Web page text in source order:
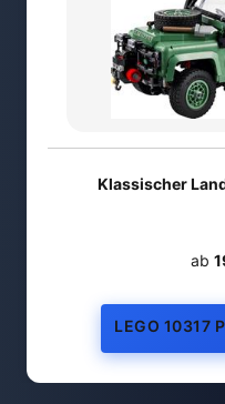
Klassischer
ab
LEGO 10317